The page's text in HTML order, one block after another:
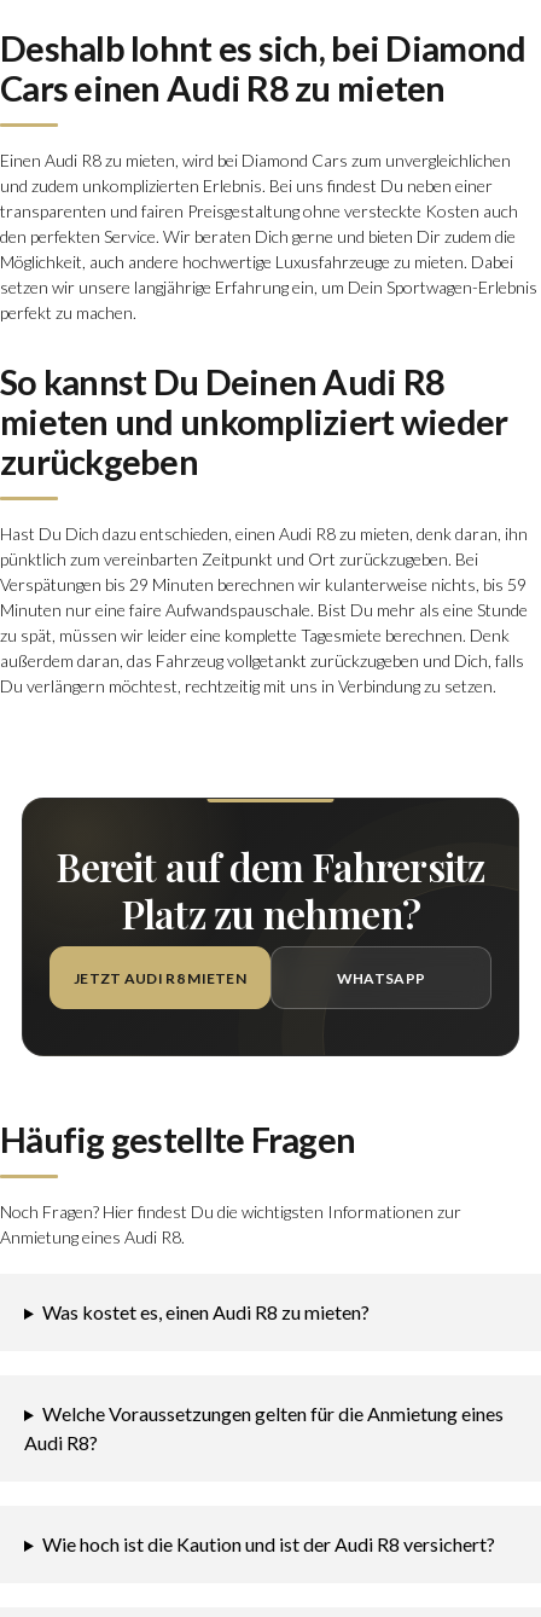
Deshalb lohnt es sich, bei Diamond
Cars einen Audi R8 zu mieten
Einen Audi R8 zu mieten, wird bei Diamond Cars zum unvergleichlichen
und zudem unkomplizierten Erlebnis. Bei uns findest Du neben einer
transparenten und fairen Preisgestaltung ohne versteckte Kosten auch
den perfekten Service. Wir beraten Dich gerne und bieten Dir zudem die
Möglichkeit, auch andere hochwertige Luxusfahrzeuge zu mieten. Dabei
setzen wir unsere langjährige Erfahrung ein, um Dein Sportwagen-Erlebnis
perfekt zu machen.
So kannst Du Deinen Audi R8
mieten und unkompliziert wieder
zurückgeben
Hast Du Dich dazu entschieden, einen Audi R8 zu mieten, denk daran, ihn
pünktlich zum vereinbarten Zeitpunkt und Ort zurückzugeben. Bei
Verspätungen bis 29 Minuten berechnen wir kulanterweise nichts, bis 59
Minuten nur eine faire Aufwandspauschale. Bist Du mehr als eine Stunde
zu spät, müssen wir leider eine komplette Tagesmiete berechnen. Denk
außerdem daran, das Fahrzeug vollgetankt zurückzugeben und Dich, falls
Du verlängern möchtest, rechtzeitig mit uns in Verbindung zu setzen.
Bereit auf dem Fahrersitz
Platz zu nehmen?
JETZT AUDI R8 MIETEN WHATSAPP
Häufig gestellte Fragen
Noch Fragen? Hier findest Du die wichtigsten Informationen zur
Anmietung eines Audi R8.
Was kostet es, einen Audi R8 zu mieten?
Welche Voraussetzungen gelten für die Anmietung eines
Audi R8?
Wie hoch ist die Kaution und ist der Audi R8 versichert?